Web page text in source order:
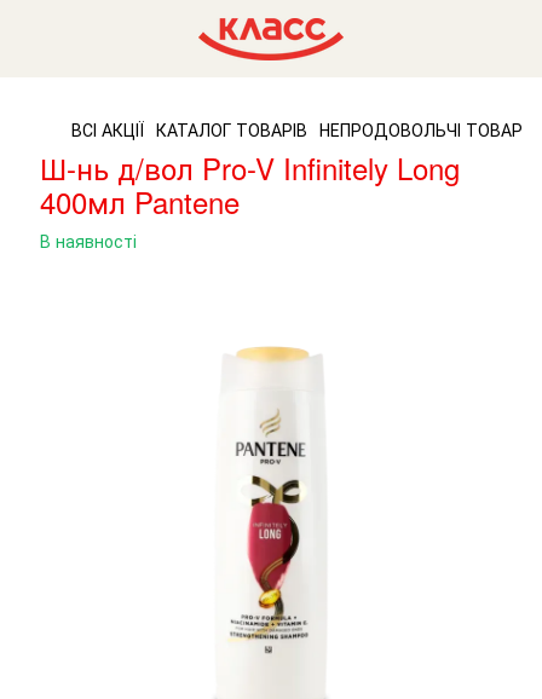
ВСІ АКЦІЇ КАТАЛОГ ТОВАРІВ НЕПРОДОВОЛЬЧІ ТОВАРИ
Ш-нь д/вол Pro-V Infinitely Long
400мл Pantene
В наявності